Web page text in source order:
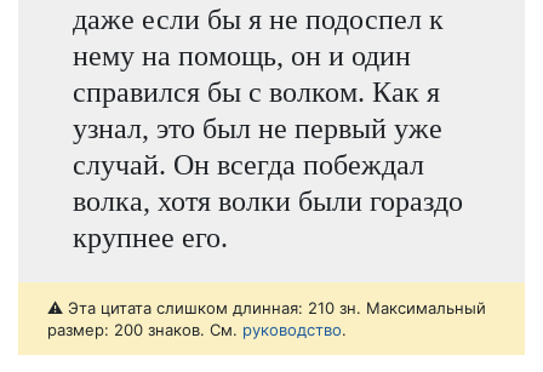
даже если бы я не подоспел к
нему на помощь, он и один
справился бы с волком. Как я
узнал, это был не первый уже
случай. Он всегда побеждал
волка, хотя волки были гораздо
крупнее его.
⚠️ Эта цитата слишком длинная: 210 зн. Максимальный
размер: 200 знаков. См. руководство.